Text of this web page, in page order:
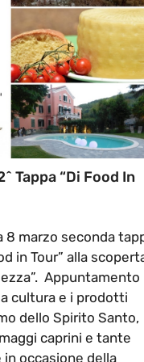
Tappa “Di Food In
8 marzo seconda
in Tour” alla
Appuntamento
cultura e i prodotti
dello Spirito Santo,
caprini e tante
occasione della